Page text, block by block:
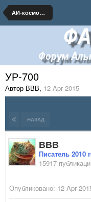
АИ-космонавтика и ракетная техника
УР-700
Автор ВВВ, 12 Apr 2015
НАЗАД
ВВВ
Писатель 2010
15917
Опубликовано: 12 Apr